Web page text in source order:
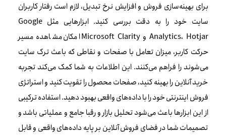
برای بهینه‌سازی فروش و افزایش نرخ تبدیل، لازم است رفتار کاربران
سایت خود را به دقت بررسی کنید. ابزارهایی مثل Google
Analytics، Hotjar و Microsoft Clarity امکان مشاهده مسیر
حرکت کاربر، میزان تعامل با صفحات و نقاطی که باعث ترک سایت
می‌شوند را فراهم می‌کنند. این اطلاعات به شما کمک می‌کند تجربه
خرید آنلاین را بهینه کنید، صفحات محصول را تقویت کنید و استراتژی
فروش اینترنتی خود را با داده‌های واقعی بهبود دهید. استفاده ترکیبی
از این ابزارها باعث می‌شود تحلیل بازار و رقبا جامع و عملیاتی باشد و
تصمیمات شما در فضای فروش آنلاین بر پایه داده‌های واقعی و قابل